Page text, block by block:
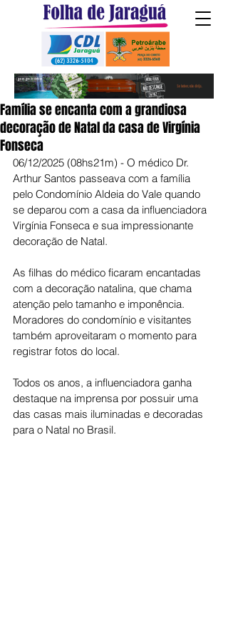
Família se encanta com a grandiosa
decoração de Natal da casa de Virgínia
Fonseca
06/12/2025 (08hs21m) - O médico Dr.
Arthur Santos passeava com a família
pelo Condomínio Aldeia do Vale quando
se deparou com a casa da influenciadora
Virgínia Fonseca e sua impressionante
decoração de Natal.
As filhas do médico ficaram encantadas
com a decoração natalina, que chama
atenção pelo tamanho e imponência.
Moradores do condomínio e visitantes
também aproveitaram o momento para
registrar fotos do local.
Todos os anos, a influenciadora ganha
destaque na imprensa por possuir uma
das casas mais iluminadas e decoradas
para o Natal no Brasil.